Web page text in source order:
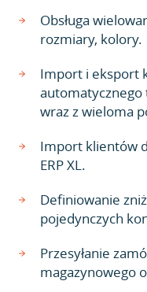
Obsługa
rozmiary, kolory.
Import i eksport
wraz z wieloma
Import klientów
ERP XL.
Definiowanie
pojedynczych
Przesyłanie
magazynowego